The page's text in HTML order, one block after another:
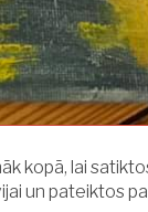
kopā, lai
un pateiktos